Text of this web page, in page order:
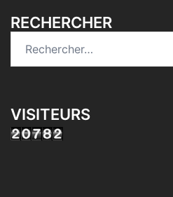
RECHERCHER
VISITEURS